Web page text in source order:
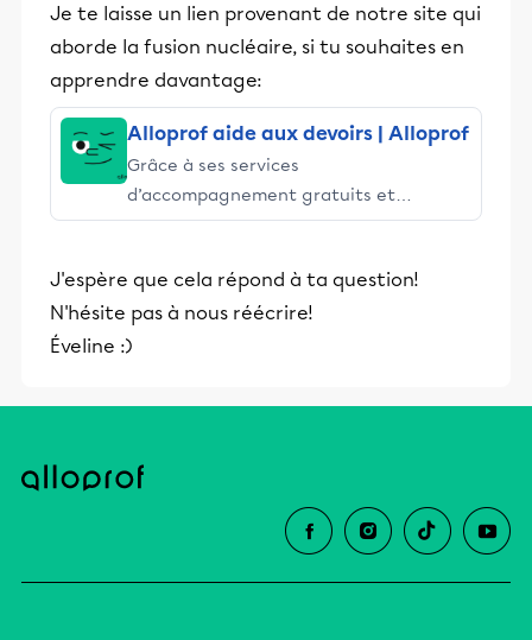
Je te laisse un lien provenant de notre site qui
aborde la fusion nucléaire, si tu souhaites en
apprendre davantage:
Alloprof aide aux devoirs | Alloprof
Grâce à ses services
d’accompagnement gratuits et
stimulants, Alloprof engage les élèves
éducative.
J'espère que cela répond à ta question!
N'hésite pas à nous réécrire!
Éveline :)